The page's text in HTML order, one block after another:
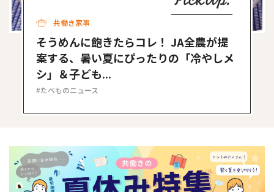
共働き家事
そうめんに飽きたらコレ！ JA全農が提
案する、暑い夏にぴったりの「冷やしメ
シ」＆子ども...
たべものニュース